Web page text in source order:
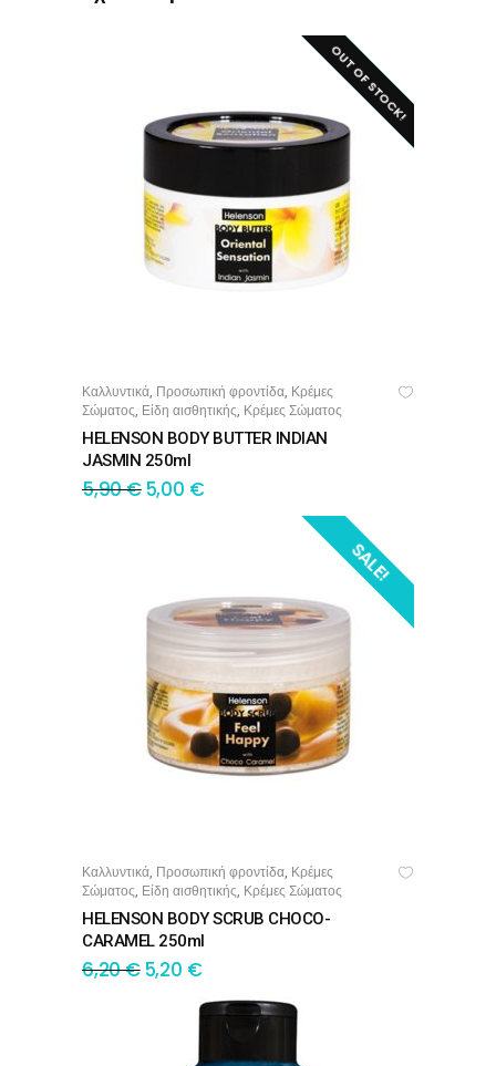
SALE!
OUT OF STOCK!
ΔΙΑΒΆΣΤΕ ΠΕΡΙΣΣΌΤΕΡΑ
Καλλυντικά, Προσωπική φροντίδα, Κρέμες
Σώματος, Είδη αισθητικής, Κρέμες Σώματος
HELENSON BODY BUTTER INDIAN
JASMIN 250ml
5,90€5,00 €
SALE!
ΠΡΟΣΘΉΚΗ ΣΤΟ ΚΑΛΆΘΙ
Καλλυντικά, Προσωπική φροντίδα, Κρέμες
Σώματος, Είδη αισθητικής, Κρέμες Σώματος
HELENSON BODY SCRUB CHOCO-
CARAMEL 250ml
6,20€5,20 €